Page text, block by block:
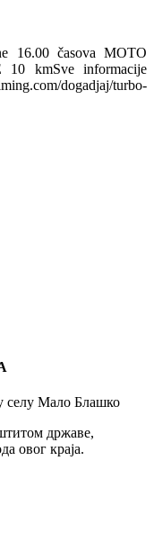
16.00 časova MOTO
kmSve informacije
dogadjaj/turbo-
селу Мало Блашко
државе,
овог краја.